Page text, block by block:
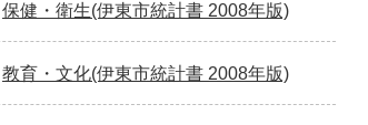
保健・衛生(伊東市統計書 2008年版)
教育・文化(伊東市統計書 2008年版)